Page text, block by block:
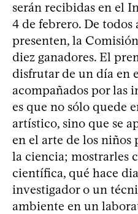
serán recibidas en el
4 de febrero. De todos
presenten, la
diez ganadores. El
disfrutar de un día en
acompañados por las
es que no sólo quede
artístico, sino que se
en el arte de los niños
la ciencia; mostrarles
científica, qué hace
investigador o un
ambiente en un